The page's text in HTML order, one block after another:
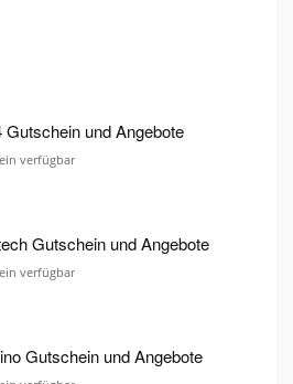
Gutschein und Angebote
verfügbar
Gutschein und Angebote
verfügbar
Gutschein und Angebote